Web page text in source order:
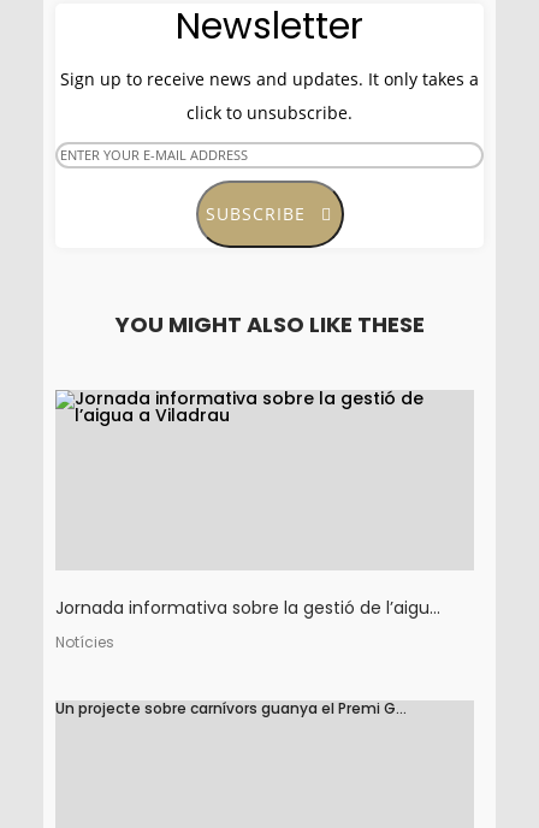
Newsletter
Sign up to receive news and updates. It only takes a
click to unsubscribe.
SUBSCRIBE
YOU MIGHT ALSO LIKE THESE
Jornada informativa sobre la gestió de l’aigu...
Notícies
Un projecte sobre carnívors guanya el Premi G...